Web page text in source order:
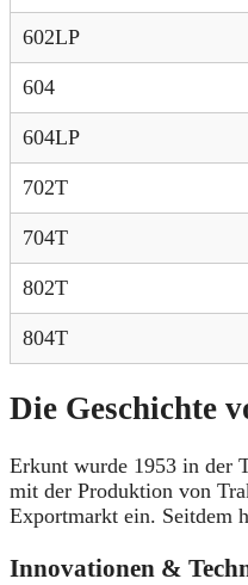
602LP
604
604LP
702T
704T
802T
804T
Die Geschichte
Erkunt wurde 1953 in der
mit der Produktion von
Exportmarkt ein. Seitdem
Innovationen &